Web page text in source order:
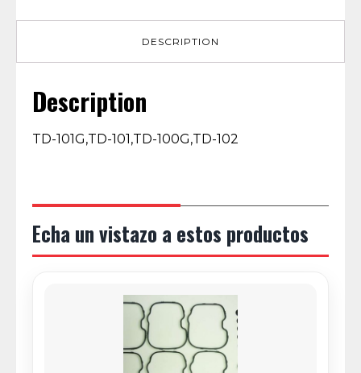
DESCRIPTION
Description
TD-101G,TD-101,TD-100G,TD-102
Echa un vistazo a estos productos